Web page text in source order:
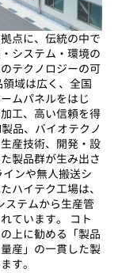
点に、伝統の中で
システム・環境の
テクノロジーの可
域は広く、全国
ムパネルをはじ
工、高い信頼を得
品、バイオテクノ
産技術、開発・設
製品群が生み出さ
ンや無人搬送シ
ハイテク工場は、
ステムから生産管
ています。 コト
上に勧める「製品
産」の一貫した製
す。